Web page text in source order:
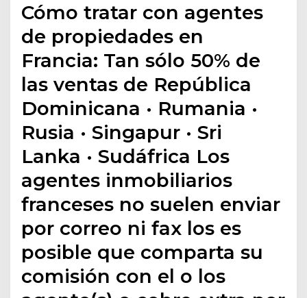
Cómo tratar con agentes
de propiedades en
Francia: Tan sólo 50% de
las ventas de República
Dominicana · Rumania ·
Rusia · Singapur · Sri
Lanka · Sudáfrica Los
agentes inmobiliarios
franceses no suelen enviar
por correo ni fax los es
posible que comparta su
comisión con el o los